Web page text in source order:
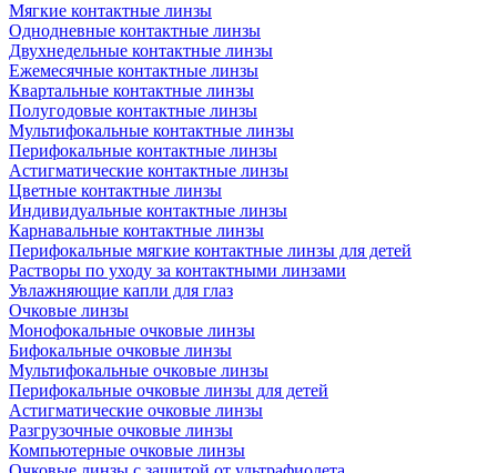
Мягкие контактные линзы
Однодневные контактные линзы
Двухнедельные контактные линзы
Ежемесячные контактные линзы
Квартальные контактные линзы
Полугодовые контактные линзы
Мультифокальные контактные линзы
Перифокальные контактные линзы
Астигматические контактные линзы
Цветные контактные линзы
Индивидуальные контактные линзы
Карнавальные контактные линзы
Перифокальные мягкие контактные линзы для детей
Растворы по уходу за контактными линзами
Увлажняющие капли для глаз
Очковые линзы
Монофокальные очковые линзы
Бифокальные очковые линзы
Мультифокальные очковые линзы
Перифокальные очковые линзы для детей
Астигматические очковые линзы
Разгрузочные очковые линзы
Компьютерные очковые линзы